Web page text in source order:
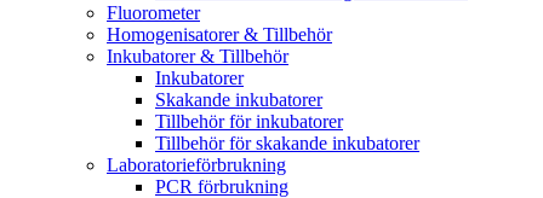
Fluorometer
Homogenisatorer & Tillbehör
Inkubatorer & Tillbehör
Inkubatorer
Skakande inkubatorer
Tillbehör för inkubatorer
Tillbehör för skakande inkubatorer
Laboratorieförbrukning
PCR förbrukning